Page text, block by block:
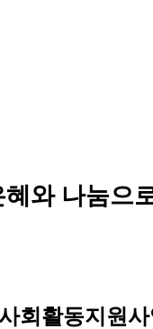
혜와 나눔으
회활동지원